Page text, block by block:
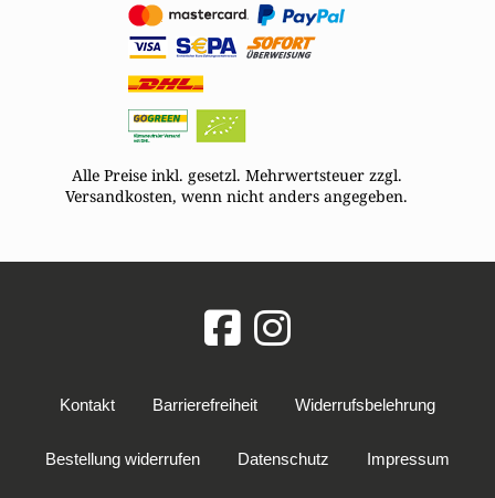
Alle Preise inkl. gesetzl. Mehrwertsteuer zzgl.
Versandkosten, wenn nicht anders angegeben.
Kontakt Barrierefreiheit Widerrufsbelehrung
Bestellung widerrufen Datenschutz Impressum